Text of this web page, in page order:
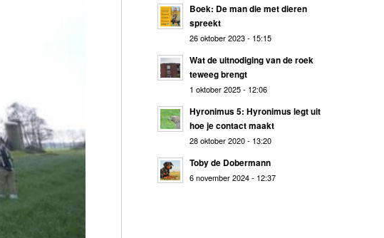
Boek: De man die met dieren
spreekt
26 oktober 2023 - 15:15
Wat de uitnodiging van de roek
teweeg brengt
1 oktober 2025 - 12:06
Hyronimus 5: Hyronimus legt uit
hoe je contact maakt
28 oktober 2020 - 13:20
Toby de Dobermann
6 november 2024 - 12:37